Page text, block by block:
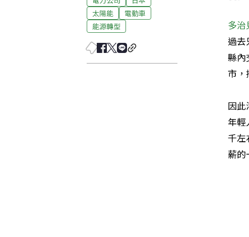
太陽能
電動車
能源轉型
多治
過去
縣內
市，
因此
年輕
千左
薪的